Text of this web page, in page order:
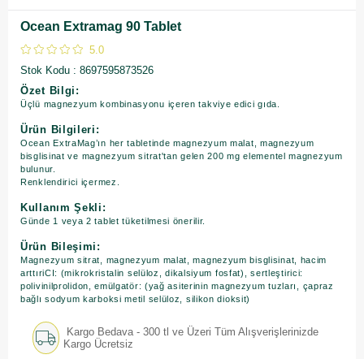
Ocean Extramag 90 Tablet
5.0
Stok Kodu
8697595873526
Özet Bilgi:
Üçlü magnezyum kombinasyonu içeren takviye edici gıda.
Ürün Bilgileri:
Ocean ExtraMag’ın her tabletinde magnezyum malat, magnezyum
bisglisinat ve magnezyum sitrat'tan gelen 200 mg elementel magnezyum
bulunur.
Renklendirici içermez.
Kullanım Şekli:
Günde 1 veya 2 tablet tüketilmesi önerilir.
Ürün Bileşimi:
Magnezyum sitrat, magnezyum malat, magnezyum bisglisinat, hacim
arttıriCI: (mikrokristalin selüloz, dikalsiyum fosfat), sertleştirici:
polivinilprolidon, emülgatör: (yağ asiterinin magnezyum tuzları, çapraz
bağlı sodyum karboksi metil selüloz, silikon dioksit)
Kargo Bedava - 300 tl ve Üzeri Tüm Alışverişlerinizde
Kargo Ücretsiz